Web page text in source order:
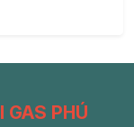
GAS PHÚ